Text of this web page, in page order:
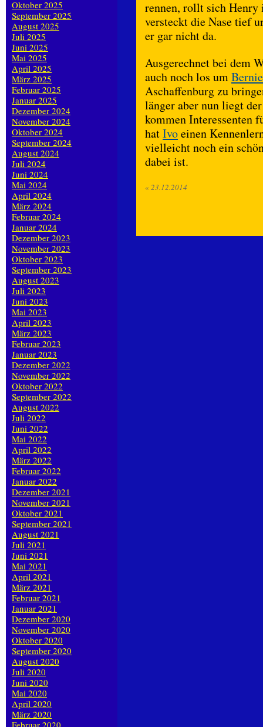
rennen, rollt sich Henry
versteckt die Nase tief
er gar nicht da.
Ausgerechnet bei dem
auch noch los umBernie
Aschaffenburg zu
länger aber nun liegt
kommen Interessenten
hatIvoeinen
vielleicht noch ein
dabei ist.
« 23.12.2014
Oktober 2025
September 2025
August 2025
Juli 2025
Juni 2025
Mai 2025
April 2025
März 2025
Februar 2025
Januar 2025
Dezember 2024
November 2024
Oktober 2024
September 2024
August 2024
Juli 2024
Juni 2024
Mai 2024
April 2024
März 2024
Februar 2024
Januar 2024
Dezember 2023
November 2023
Oktober 2023
September 2023
August 2023
Juli 2023
Juni 2023
Mai 2023
April 2023
März 2023
Februar 2023
Januar 2023
Dezember 2022
November 2022
Oktober 2022
September 2022
August 2022
Juli 2022
Juni 2022
Mai 2022
April 2022
März 2022
Februar 2022
Januar 2022
Dezember 2021
November 2021
Oktober 2021
September 2021
August 2021
Juli 2021
Juni 2021
Mai 2021
April 2021
März 2021
Februar 2021
Januar 2021
Dezember 2020
November 2020
Oktober 2020
September 2020
August 2020
Juli 2020
Juni 2020
Mai 2020
April 2020
März 2020
Februar 2020